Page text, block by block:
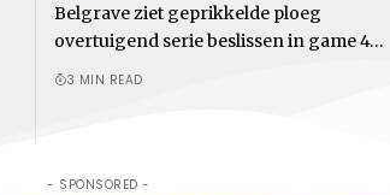
Belgrave ziet geprikkelde ploeg
overtuigend serie beslissen in game 4…
3 MIN READ
- SPONSORED -